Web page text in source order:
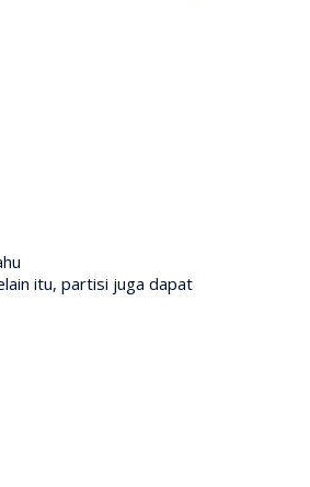
itu, partisi juga dapat